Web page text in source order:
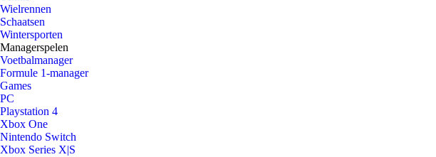
Wielrennen
Schaatsen
Wintersporten
Managerspelen
Voetbalmanager
Formule 1-manager
Games
PC
Playstation 4
Xbox One
Nintendo Switch
Xbox Series X|S